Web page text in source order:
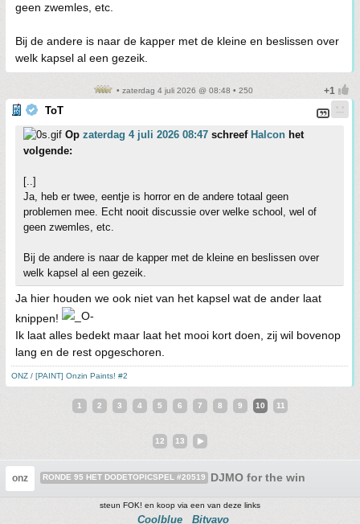
geen zwemles, etc.
Bij de andere is naar de kapper met de kleine en beslissen over
welk kapsel al een gezeik.
• zaterdag 4 juli 2026 @ 08:48 • 250
ToT
Op zaterdag 4 juli 2026 08:47 schreef Halcon het
volgende:
[..]
Ja, heb er twee, eentje is horror en de andere totaal geen
problemen mee. Echt nooit discussie over welke school, wel of
geen zwemles, etc.
Bij de andere is naar de kapper met de kleine en beslissen over
welk kapsel al een gezeik.
Ja hier houden we ook niet van het kapsel wat de ander laat
knippen!
Ik laat alles bedekt maar laat het mooi kort doen, zij wil bovenop
lang en de rest opgeschoren.
ONZ / [PAINT] Onzin Paints! #2
1 2 3 4 5 6 7 8 9 10 11
12 13
onz RONDE 95 HET DODETOPICSPEL #20519 DJMO for the win
steun FOK! en koop via een van deze links
Coolblue Bitvavo